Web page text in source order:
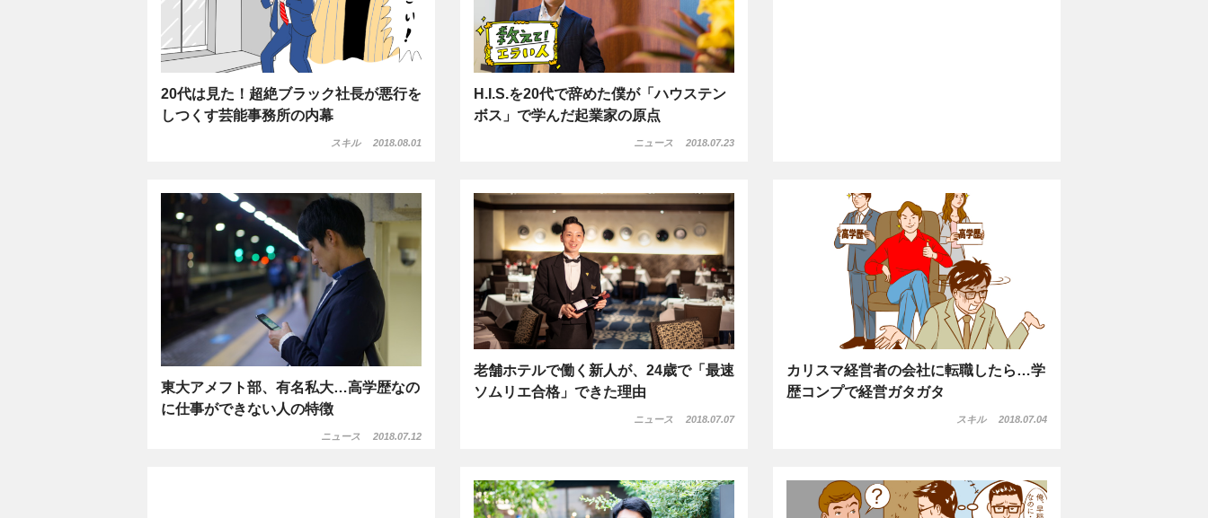
20代は見た！超絶ブラック社長が悪行を
しつくす芸能事務所の内幕
スキル 2018.08.01
H.I.S.を20代で辞めた僕が「ハウステン
ボス」で学んだ起業家の原点
ニュース 2018.07.23
東大アメフト部、有名私大…高学歴なの
に仕事ができない人の特徴
ニュース 2018.07.12
老舗ホテルで働く新人が、24歳で「最速
ソムリエ合格」できた理由
ニュース 2018.07.07
カリスマ経営者の会社に転職したら…学
歴コンプで経営ガタガタ
スキル 2018.07.04